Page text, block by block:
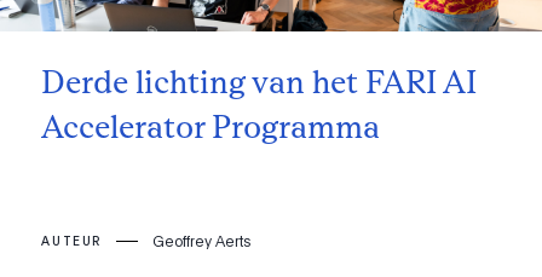
Derde lichting van het FARI AI
Accelerator Programma
AUTEUR Geoffrey Aerts